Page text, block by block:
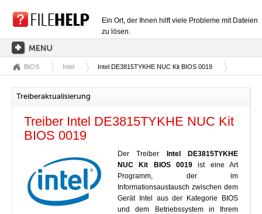
Ein Ort, der Ihnen hilft viele Probleme mit Dateien
zu lösen.
HAUPTSEITE
EXTENSIONSKATEGORIEN
DLL-DATEIEN
DATEIKONVERTIERUNGEN
PROGRAMME
BIOS Intel Intel DE3815TYKHE NUC Kit BIOS 0019
Treiberaktualisierung
Treiber Intel DE3815TYKHE NUC Kit
BIOS 0019
Der Treiber
Intel DE3815TYKHE
NUC Kit BIOS 0019 ist eine Art
Programm, der im
Informationsaustausch zwischen dem
Gerät Intel aus der Kategorie BIOS
und dem Betriebssystem in Ihrem